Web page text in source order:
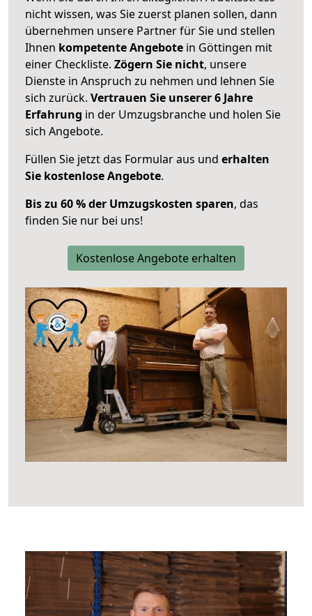
nicht wissen, was Sie zuerst planen sollen, dann
übernehmen unsere Partner für Sie und stellen
Ihnen kompetente Angebote in Göttingen mit
einer Checkliste. Zögern Sie nicht, unsere
Dienste in Anspruch zu nehmen und lehnen Sie
sich zurück. Vertrauen Sie unserer 6 Jahre
Erfahrung in der Umzugsbranche und holen Sie
sich Angebote.
Füllen Sie jetzt das Formular aus und erhalten
Sie kostenlose Angebote.
Bis zu 60 % der Umzugskosten sparen, das
finden Sie nur bei uns!
Kostenlose Angebote erhalten